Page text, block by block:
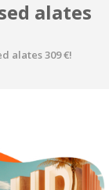
alates
alates 309 €!